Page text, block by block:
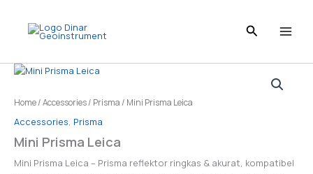
content
Home/Accessories/ Prisma/ Mini Prisma Leica
Accessories, Prisma
Mini Prisma Leica
Mini Prisma Leica – Prisma reflektor ringkas & akurat, kompatibel